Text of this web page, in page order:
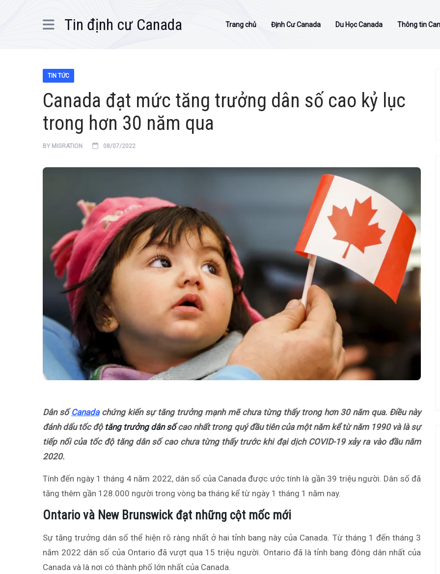
Tin định cư Canada Trang chủ Định Cư Canada Du Học Canada Thông tin
TIN TỨC
Canada đạt mức tăng trưởng dân số cao kỷ lục
trong hơn 30 năm qua
BY MIGRATION 08/07/2022
Dân số Canadachứng kiến sự tăng trưởng mạnh mẽ chưa từng thấy trong hơn 30 năm qua. Điều này
đánh dấu tốc độ tăng trưởng dân sốcao nhất trong quý đầu tiên của một năm kể từ năm 1990 và là sự
tiếp nối của tốc độ tăng dân số cao chưa từng thấy trước khi đại dịch COVID-19 xảy ra vào đầu năm
2020.
Tính đến ngày 1 tháng 4 năm 2022, dân số của Canada được ước tính là gần 39 triệu người. Dân số đã
tăng thêm gần 128.000 người trong vòng ba tháng kể từ ngày 1 tháng 1 năm nay.
Ontario và New Brunswick đạt những cột mốc mới
Sự tăng trưởng dân số thể hiện rõ ràng nhất ở hai tỉnh bang này của Canada. Từ tháng 1 đến tháng 3
năm 2022 dân số của Ontario đã vượt qua 15 triệu người. Ontario đã là tỉnh bang đông dân nhất của
Canada và là nơi có thành phố lớn nhất của Canada.